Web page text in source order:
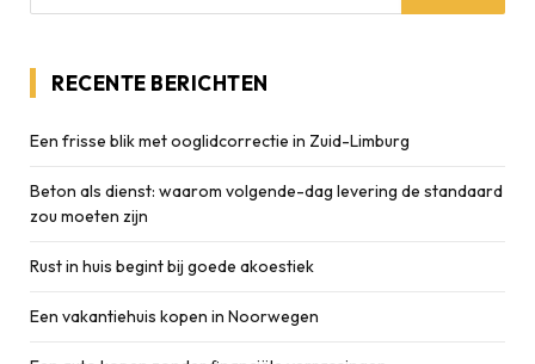
RECENTE BERICHTEN
Een frisse blik met ooglidcorrectie in Zuid-Limburg
Beton als dienst: waarom volgende-dag levering de standaard
zou moeten zijn
Rust in huis begint bij goede akoestiek
Een vakantiehuis kopen in Noorwegen